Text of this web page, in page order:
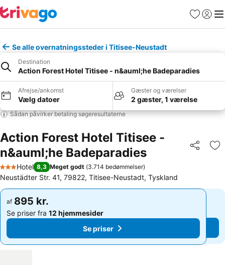
Favoritter
Log ind
Se alle overnatningssteder i Titisee-Neustadt
Destination
Action Forest Hotel Titisee - n&auml;he Badeparadies
Afrejse/ankomst
Vælg datoer
Gæster og værelser
2 gæster, 1 værelse
Sådan påvirker betaling søgeresultaterne
Action Forest Hotel Titisee -
n&auml;he Badeparadies
Del
3 Stjerner
Hotel 8,3 Meget godt (3.714 bedømmelser)
Neustädter Str. 41, 79822, Titisee-Neustadt, Tyskland
af 895 kr.
Se priser fra 12 hjemmesider
Se priser
af 895 kr.
Se priser fra 12 hjemmesider
Se priser